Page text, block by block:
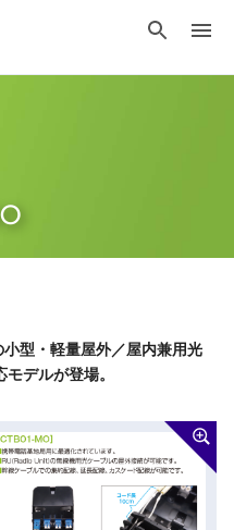
型・軽量屋外／屋内兼用光
デルが登場。